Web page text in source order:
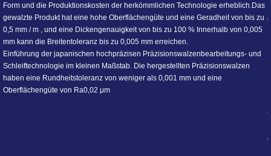
erheblich.Das
Geradheit von bis zu
Innerhalb von 0,005
und
eine
Heizbandwalzwerk; Bandsäge-Stahlbandwalzwerk.
Anwendung in der Nichteisenmetallindustrie: Photovoltaik-
Kupferfoliendraht-Kalander; Bandsammelschienen-
Dreiecksband-Kalandrier- und
Flachdraht-Kalandrier- und Streckmaschine für
Energie; Lithiumbatterie-Kupferfolienkalander; speziell
Kontaktkalander; 5G-T-Block-Walzwerk;
Kalandrier- und Streckungs-Produktionslinie; Runddraht-
für Siebe; speziell geformtes Stahldraht-Walzwerk für
elektrischer Heizung; Titan-Nickel-Speicher